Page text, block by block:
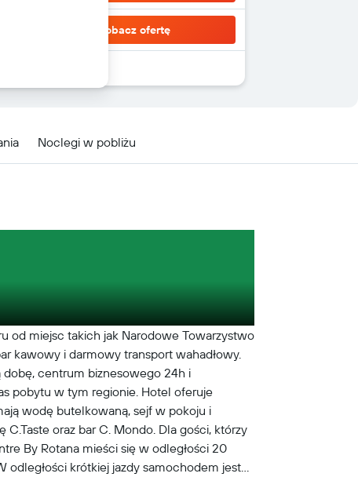
Zobacz ofertę
Noclegi w pobliżu
od miejsc takich jak Narodowe Towarzystwo
kawowy i darmowy transport wahadłowy.
centrum biznesowego 24h i
pobytu w tym regionie. Hotel oferuje
wodę butelkowaną, sejf w pokoju i
oraz bar C. Mondo. Dla gości, którzy
By Rotana mieści się w odległości 20
odległości krótkiej jazdy samochodem jest